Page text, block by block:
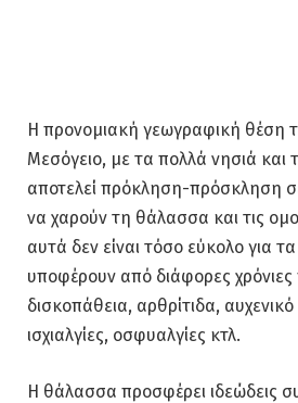
Η προνομιακή γεωγραφική θέση
Μεσόγειο, με τα πολλά νησιά και
αποτελεί πρόκληση-πρόσκληση
να χαρούν τη θάλασσα και τις
αυτά δεν είναι τόσο εύκολο για
υποφέρουν από διάφορες
δισκοπάθεια, αρθρίτιδα,
ισχιαλγίες, οσφυαλγίες κτλ.
Η θάλασσα προσφέρει ιδεώδεις